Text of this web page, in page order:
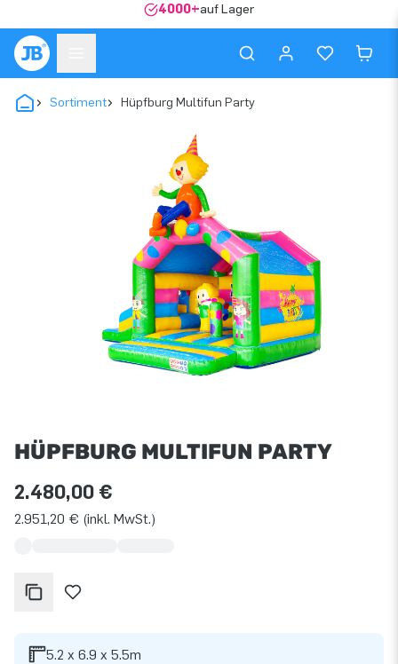
4000+auf Lager
Sortiment Hüpfburg Multifun Party
HÜPFBURG MULTIFUN PARTY
2.480,00 €
2.951,20 € (inkl. MwSt.)
5.2 x 6.9 x 5.5m